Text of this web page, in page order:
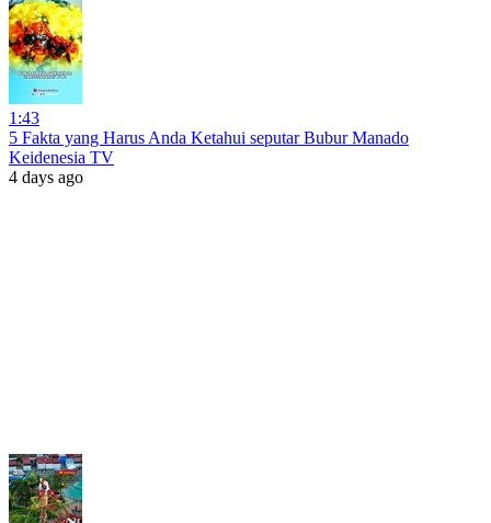
1:43
5 Fakta yang Harus Anda Ketahui seputar Bubur Manado
Keidenesia TV
4 days ago